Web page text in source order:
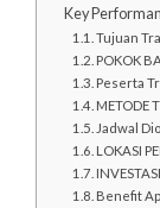
Key
Tujuan
POKOK
Peserta
METODE
Jadwal
LOKASI
Benefit